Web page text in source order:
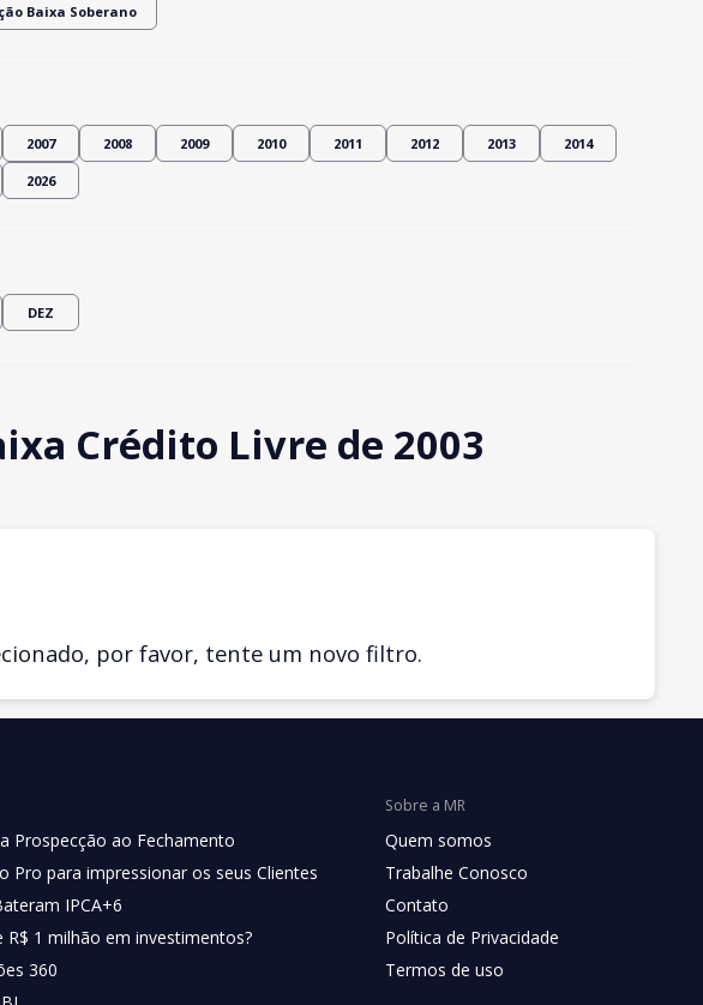
Baixa Soberano
2007 2008 2009 2010 2011 2012 2013 2014
2026
DEZ
Crédito Livre de 2003
por favor, tente um novo filtro.
Prospecção ao Fechamento
Pro para impressionar os seus Clientes
IPCA+6
R$ 1 milhão em investimentos?
360
Sobre a MR
Quem somos
Trabalhe Conosco
Contato
Política de Privacidade
Termos de uso